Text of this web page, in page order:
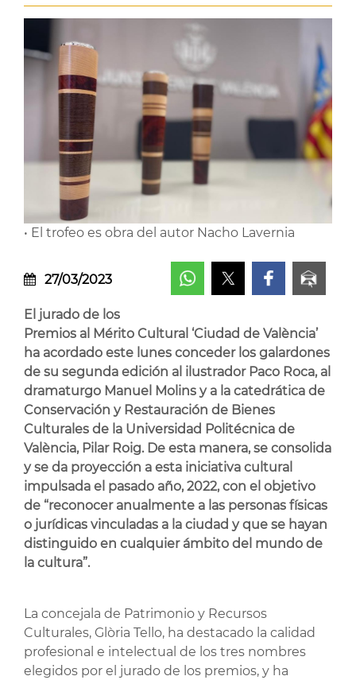
• El trofeo es obra del autor Nacho Lavernia
27/03/2023
El jurado de los
Premios al Mérito Cultural ‘Ciudad de València’
ha acordado este lunes conceder los galardones
de su segunda edición al ilustrador Paco Roca, al
dramaturgo Manuel Molins y a la catedrática de
Conservación y Restauración de Bienes
Culturales de la Universidad Politécnica de
València, Pilar Roig. De esta manera, se consolida
y se da proyección a esta iniciativa cultural
impulsada el pasado año, 2022, con el objetivo
de “reconocer anualmente a las personas físicas
o jurídicas vinculadas a la ciudad y que se hayan
distinguido en cualquier ámbito del mundo de
la cultura”.
La concejala de Patrimonio y Recursos
Culturales, Glòria Tello, ha destacado la calidad
profesional e intelectual de los tres nombres
elegidos por el jurado de los premios, y ha